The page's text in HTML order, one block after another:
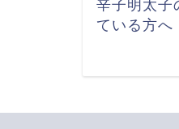
辛子明太子
ている方へ